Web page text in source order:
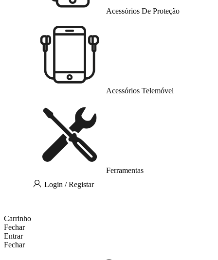
Acessórios De Proteção
Acessórios Telemóvel
Ferramentas
Login / Registar
Carrinho
Fechar
Entrar
Fechar